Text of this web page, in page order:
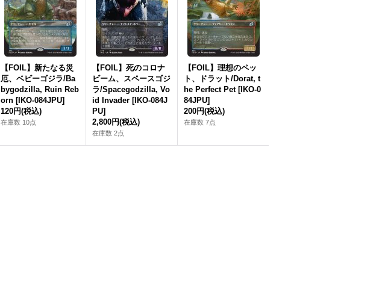
【FOIL】新たなる災
厄、ベビーゴジラ/Ba
bygodzilla, Ruin Reb
orn [IKO-084JPU]
120円(税込)
在庫数 10点
【FOIL】死のコロナ
ビーム、スペースゴジ
ラ/Spacegodzilla, Vo
id Invader [IKO-084J
PU]
2,800円(税込)
在庫数 2点
【FOIL】理想のペッ
ト、ドラット/Dorat, t
he Perfect Pet [IKO-0
84JPU]
200円(税込)
在庫数 7点